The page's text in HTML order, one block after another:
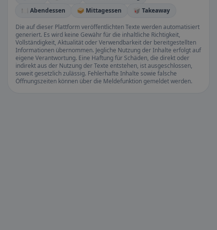
🍽️ Abendessen
🥪 Mittagessen
🥡 Takeaway
Die auf dieser Plattform veröffentlichten Texte werden automatisiert
generiert. Es wird keine Gewähr für die inhaltliche Richtigkeit,
Vollständigkeit, Aktualität oder Verwendbarkeit der bereitgestellten
Informationen übernommen. Jegliche Nutzung der Inhalte erfolgt auf
eigene Verantwortung. Eine Haftung für Schäden, die direkt oder
indirekt aus der Nutzung der Texte entstehen, ist ausgeschlossen,
soweit gesetzlich zulässig. Fehlerhafte Inhalte sowie falsche
Öffnungszeiten können über die Meldefunktion gemeldet werden.